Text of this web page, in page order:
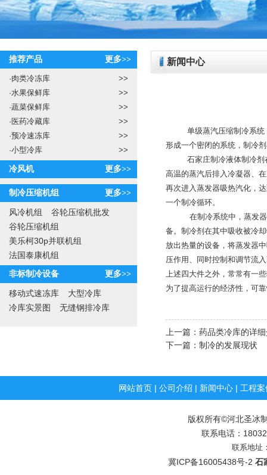
推荐产品 更多>>
>>
·肉类冷冻库
>>
·水果保鲜库
>>
·蔬菜保鲜库
>>
· 医药冷藏库
>>
·预冷速冻库
>>
·小型冷库
冷风机 更多>>
制冷压缩机组 更多>>
风冷机组
谷轮压缩机批发
谷轮压缩机组
美乐柯30p并联机组
法国泰康机组
非标制冷设备 更多>>
移动式速冻库
大型冷库
冷库实景图
无缝钢排冷库
新闻中心
单级蒸汽压缩制冷系统，
形成一个密闭的系统，制冷
石家庄制冷液体制冷剂
高温的蒸汽后排入冷凝器、
再次进入蒸发器吸热汽化，
一个制冷循环。
在制冷系统中，蒸发器、
备。制冷剂在其中吸收被冷
放出热量的设备，将蒸发器
压作用、同时控制和调节流
上述四大件之外，常常有一
为了提高运行的经济性，可
上一篇： 药品类冷库的详
下一篇： 制冷的发展现状
网站首页 | 公司介绍 | 新闻中心 | 工程案
版权所有©河北圣冰
联系电话：
联系地址
冀ICP备16005438号-2 石